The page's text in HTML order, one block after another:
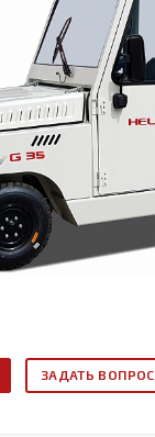
ЗАДАТЬ ВОПРОС